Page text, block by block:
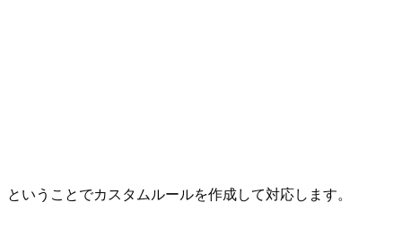
ということでカスタムルールを作成して対応します。